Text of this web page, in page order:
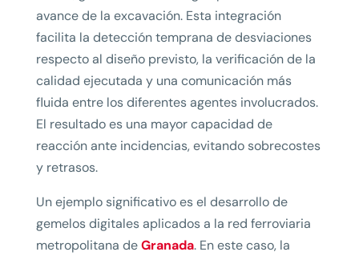
avance de la excavación. Esta integración
facilita la detección temprana de desviaciones
respecto al diseño previsto, la verificación de la
calidad ejecutada y una comunicación más
fluida entre los diferentes agentes involucrados.
El resultado es una mayor capacidad de
reacción ante incidencias, evitando sobrecostes
y retrasos.
Un ejemplo significativo es el desarrollo de
gemelos digitales aplicados a la red ferroviaria
metropolitana deGranada. En este caso, la